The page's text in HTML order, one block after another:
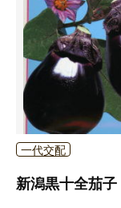
一代交配
新潟黒十全茄子